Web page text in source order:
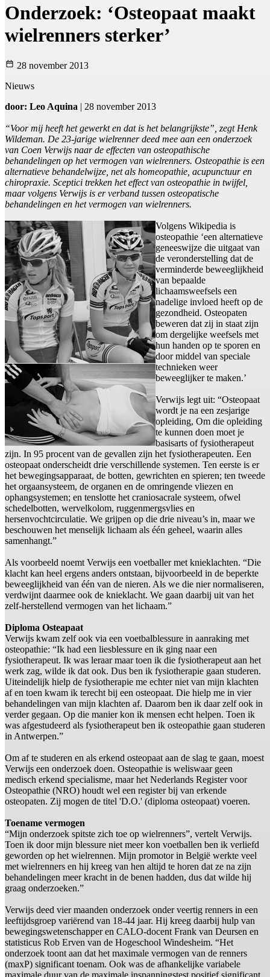
Onderzoek: ‘Osteopaat maakt
wielrenners sterker’
28 november 2013
Nieuws
door: Leo Aquina | 28 november 2013
“Voor mij heeft het gewerkt en dat is het belangrijkste”, zegt Henk
Wildeman. De 23-jarige wielrenner deed mee aan een onderzoek
van Coen Verwijs naar de effecten van osteopathische
behandelingen op het vermogen van wielrenners. Osteopathie is een
alternatieve behandelwijze, net als homeopathie, acupunctuur en
chiropraxie. Sceptici trekken het effect van osteopathie in twijfel,
maar volgens Verwijs is er verband tussen osteopatische
behandelingen en het vermogen van wielrenners.
Volgens Wikipedia is
osteopathie ‘een alternatieve
geneeswijze die uitgaat van
de veronderstelling dat de
verminderde beweeglijkheid
van bepaalde
lichaamsweefsels een
nadelige invloed heeft op de
gezondheid. Osteopaten
beweren dat zij in staat zijn
om dergelijke weefsels met
hun handen op te sporen en
door middel van speciale
technieken weer
beweeglijker te maken.’
Verwijs legt uit: “Osteopaat
wordt je na een zesjarige
opleiding, Om die opleiding
te kunnen doen moet je
basisarts of fysiotherapeut
zijn. In 95 procent van de gevallen zijn het fysiotherapeuten. Een
osteopaat onderscheidt drie verschillende systemen. Ten eerste is er
het bewegingsapparaat, de botten, gewrichten en spieren; ten tweede
het orgaansysteem, de organen en de omringende vliezen en
ophangsystemen; en tenslotte het craniosacrale systeem, ofwel
schedelbotten, wervelkolom, ruggenmergsvlies en
hersenvochtcirculatie. We grijpen op die drie niveau’s in, maar we
beschouwen het menselijk lichaam als één geheel, waarin alles
samenhangt.”
Als voorbeeld noemt Verwijs een voetballer met knieklachten. “Die
klacht kan heel ergens anders ontstaan, bijvoorbeeld in de beperkte
beweeglijkheid van één van de nieren. Als we die nier normaliseren,
verdwijnt daarmee ook de knieklacht. We gaan daarbij uit van het
zelf-herstellend vermogen van het lichaam.”
Diploma Osteapaat
Verwijs kwam zelf ook via een voetbalblessure in aanraking met
osteopathie: “Ik had een liesblessure en ik ging naar een
fysiotherapeut. Ik was leraar maar toen ik die fysiotherapeut aan het
werk zag, wilde ik dat ook. Dus ben ik fysiotherapie gaan studeren.
Uiteindelijk hielp de fysiotherapie me echter niet van mijn klachten
af en toen kwam ik terecht bij een osteopaat. Die hielp me in vier
behandelingen van mijn klachten af. Daarom ben ik daar zelf ook in
verder gegaan. Op die manier kon ik mensen echt helpen. Toen ik
was afgestudeerd als fysiotherapeut ben ik osteopathie gaan studeren
in Antwerpen.”
Om af te studeren en als erkend osteopaat aan de slag te gaan, moest
Verwijs een onderzoek doen. Osteopathie is weliswaar geen
medisch erkend specialisme, maar het Nederlands Register voor
Osteopathie (NRO) houdt wel een register bij van erkende
osteopaten. Zij mogen de titel 'D.O.' (diploma osteopaat) voeren.
Toename vermogen
“Mijn onderzoek spitste zich toe op wielrenners”, vertelt Verwijs.
Toen ik door mijn blessure niet meer kon voetballen ben ik verliefd
geworden op het wielrennen. Mijn promotor in België werkte veel
met wielrenners en hij kreeg van hen altijd te horen dat ze na zijn
behandelingen meer kracht in de benen hadden, dus dat wilde hij
graag onderzoeken.”
Verwijs deed vier maanden onderzoek onder veertig renners in een
leeftijdsgroep variërend van 18-44 jaar. Hij kreeg daarbij hulp van
bewegingswetenschapper en CALO-docent Frank van Deursen en
statisticus Rob Erven van de Hogeschool Windesheim. “Het
onderzoek toont aan dat het maximale vermogen van de renners
(maxP) significant toenam. Ook was de afhankelijke variabele